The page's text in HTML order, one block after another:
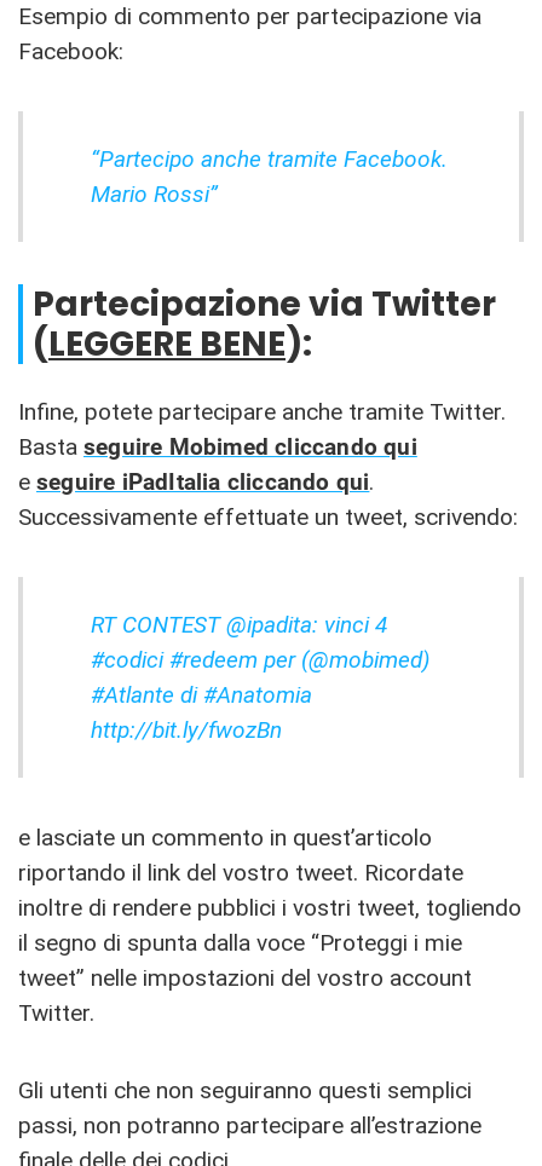
Esempio di commento per partecipazione via
Facebook:
“Partecipo anche tramite Facebook.
Mario Rossi”
Partecipazione via Twitter
(LEGGERE BENE):
Infine, potete partecipare anche tramite Twitter.
Basta seguire Mobimed cliccando qui
e seguire iPadItalia cliccando qui.
Successivamente effettuate un tweet, scrivendo:
RT CONTEST @ipadita: vinci 4
#codici #redeem per (@mobimed)
#Atlante di #Anatomia
http://bit.ly/fwozBn
e lasciate un commento in quest’articolo
riportando il link del vostro tweet. Ricordate
inoltre di rendere pubblici i vostri tweet, togliendo
il segno di spunta dalla voce “Proteggi i mie
tweet” nelle impostazioni del vostro account
Twitter.
Gli utenti che non seguiranno questi semplici
passi, non potranno partecipare all’estrazione
finale delle dei codici.